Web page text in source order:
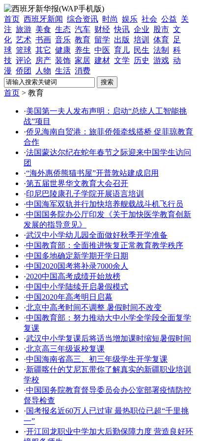
首页 西班牙新闻 综合资讯 时尚 娱乐 社会 公益 关
注 旅游 美食 生态 汽车 财经 快讯 企业 股市 文
化 艺术 书画 音乐 教育 留学 出版 培训 体育 足
球 篮球 其它 健康 养生 中医 育儿 民生 法制
科
技 评论 房产 装饰 家居 建材 文学 历史 游戏 动
漫 侨团 人物 生活 消费
首页 > 教育
·美国第一夫人发布声明：启动“总统人工智能挑
战”项目
·侨见海南自贸港：旅菲侨领牵线搭桥 促菲琼教育
合作
·法国蒙达尔纪在蛇年春节之际迎来中国学生访问
团
·“海外惠侨熊猫书屋”开普敦站建成启用
·第五届世界华文教育大会召开
·印尼巴陵康孔子学院开展语言培训
·中国海军双轨并行加快培养舰载战斗机飞行员
·中国国务院办公厅印发《关于加快医学教育创新
发展的指导意见》
·武汉中小学幼儿园全面做好秋季开学准备
·中国教育部：全面推进恢复正常教育教学秩序
·中国多地确定新学期开学日期
·中国2020国考将补录7000余人
·2020中国高考成绩开始放榜
·中国中小学陆续开启暑假模式
·中国2020年高考明日启幕
·北京中高考时间不调整 暑假时间不改变
·中国教育部：努力推动大中小学全学段全面复学
复课
·武汉中小学复课后将适当增加课时缩短暑假时间
·北京高三年级返校复课
·中国海南省高三、初三年级学生开学复课
·新疆喀什的艾尼瓦带你了解真实的新疆职业培训
学校
·中国国务院教育督导委员会办公室部署疫情防控
督导检查
·国考报名近60万人已过审 最热职位已超“千里挑
一”
·开江回龙职业中学加大后勤保障力度 营造良好环